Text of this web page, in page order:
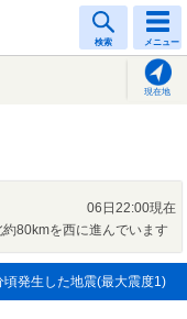
検索 メニュー
現在地
06日22:00現在
80kmを西に進んでいます
頃発生した地震(最大震度1)